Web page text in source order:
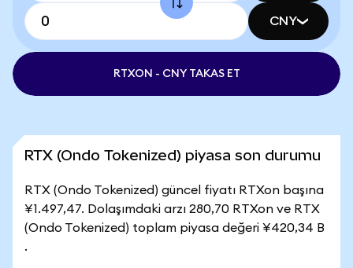
CNY
RTXON - CNY TAKAS ET
RTX (Ondo Tokenized) piyasa son durumu
RTX (Ondo Tokenized) güncel fiyatı RTXon başına
¥1.497,47. Dolaşımdaki arzı 280,70 RTXon ve RTX
(Ondo Tokenized) toplam piyasa değeri ¥420,34 B
.